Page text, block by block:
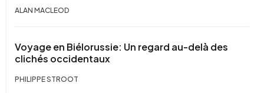
ALAN MACLEOD
Voyage en Biélorussie: Un regard au-delà des
clichés occidentaux
PHILIPPE STROOT